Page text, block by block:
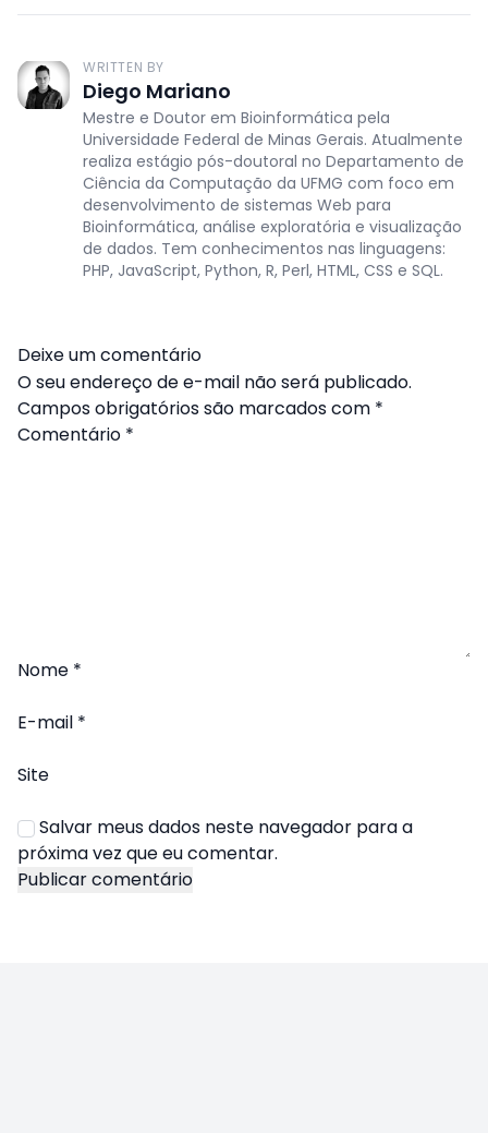
WRITTEN BY
Diego Mariano
Mestre e Doutor em Bioinformática pela
Universidade Federal de Minas Gerais. Atualmente
realiza estágio pós-doutoral no Departamento de
Ciência da Computação da UFMG com foco em
desenvolvimento de sistemas Web para
Bioinformática, análise exploratória e visualização
de dados. Tem conhecimentos nas linguagens:
PHP, JavaScript, Python, R, Perl, HTML, CSS e SQL.
Deixe um comentário
O seu endereço de e-mail não será publicado.
Campos obrigatórios são marcados com *
Comentário *
Nome *
E-mail *
Site
Salvar meus dados neste navegador para a
próxima vez que eu comentar.